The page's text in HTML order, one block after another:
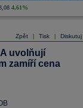
4,61%
Zpět Tisk Diskutuj
uvolňují
zamíří cena